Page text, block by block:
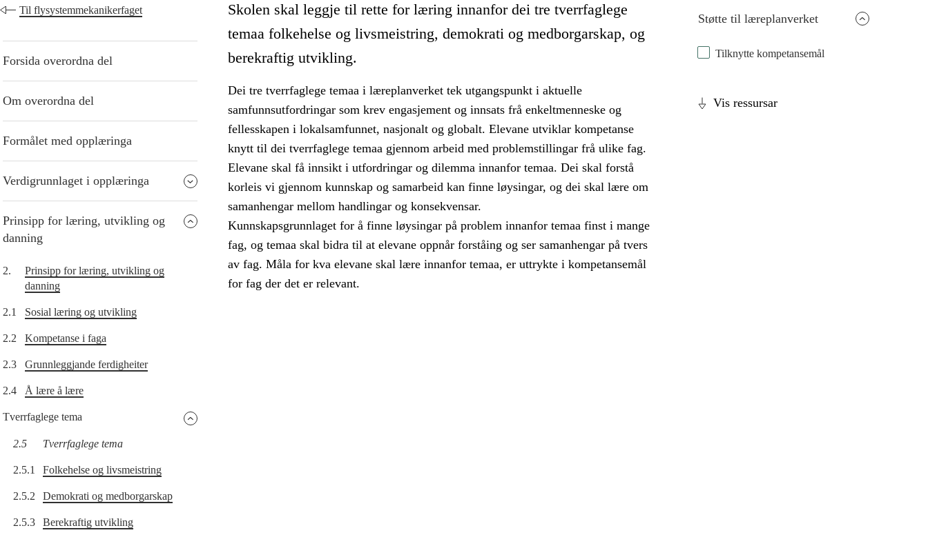
Til flysystemmekanikerfaget
Forsida overordna del
Om overordna del
Formålet med opplæringa
Verdigrunnlaget i opplæringa
Prinsipp for læring, utvikling og
danning
2.
Prinsipp for læring, utvikling og
danning
2.1 Sosial læring og utvikling
2.2 Kompetanse i faga
2.3 Grunnleggjande ferdigheiter
2.4 Å lære å lære
Tverrfaglege tema
2.5 Tverrfaglege tema
2.5.1 Folkehelse og livsmeistring
2.5.2 Demokrati og medborgarskap
2.5.3 Berekraftig utvikling
Støtte til læreplanverket
Tilknytte kompetansemål
Vis ressursar
Skolen skal leggje til rette for læring innanfor dei tre tverrfaglege
temaa folkehelse og livsmeistring, demokrati og medborgarskap, og
berekraftig utvikling.
Dei tre tverrfaglege temaa i læreplanverket tek utgangspunkt i aktuelle
samfunnsutfordringar som krev engasjement og innsats frå enkeltmenneske og
fellesskapen i lokalsamfunnet, nasjonalt og globalt. Elevane utviklar kompetanse
knytt til dei tverrfaglege temaa gjennom arbeid med problemstillingar frå ulike fag.
Elevane skal få innsikt i utfordringar og dilemma innanfor temaa. Dei skal forstå
korleis vi gjennom kunnskap og samarbeid kan finne løysingar, og dei skal lære om
samanhengar mellom handlingar og konsekvensar.
Kunnskapsgrunnlaget for å finne løysingar på problem innanfor temaa finst i mange
fag, og temaa skal bidra til at elevane oppnår forståing og ser samanhengar på tvers
av fag. Måla for kva elevane skal lære innanfor temaa, er uttrykte i kompetansemål
for fag der det er relevant.